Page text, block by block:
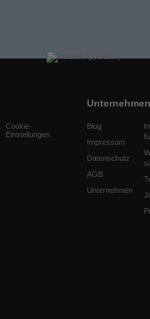
Cookie-
Einstellungen
Unternehmen
Blog
Impressum
Datenschutz
AGB
Unternehmen